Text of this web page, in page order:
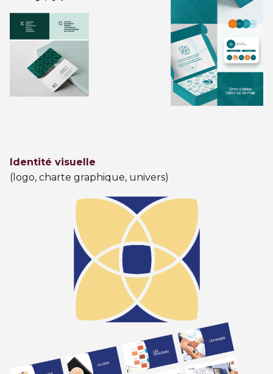
Identité visuelle
(logo, charte graphique, univers)